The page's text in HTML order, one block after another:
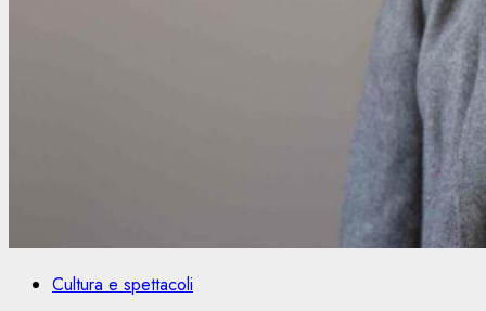
Cultura e spettacoli